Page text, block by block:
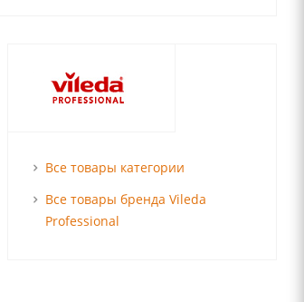
Все товары категории
Все товары бренда Vileda
Professional